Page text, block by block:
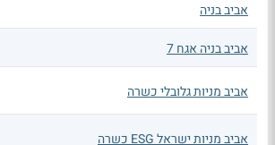
אביב בניה
אביב בניה אגח 7
אביב מניות גלובלי כשרה
אביב מניות ישראל ESG כשרה